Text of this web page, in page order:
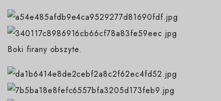
Boki firany obszyte.